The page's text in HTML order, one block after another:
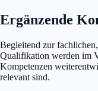
Ergänzende
Begleitend zur
Qualifikation werden im
Kompetenzen
relevant sind.